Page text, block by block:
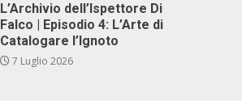
L’Archivio dell’Ispettore Di
Falco | Episodio 4: L’Arte di
Catalogare l’Ignoto
7 Luglio 2026